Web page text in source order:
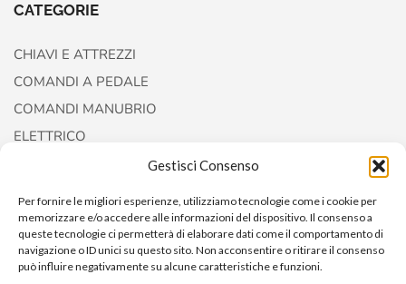
Gestisci Consenso
Per fornire le migliori esperienze, utilizziamo tecnologie come i cookie per
memorizzare e/o accedere alle informazioni del dispositivo. Il consenso a
queste tecnologie ci permetterà di elaborare dati come il comportamento di
navigazione o ID unici su questo sito. Non acconsentire o ritirare il consenso
può influire negativamente su alcune caratteristiche e funzioni.
CATEGORIE
CHIAVI E ATTREZZI
COMANDI A PEDALE
COMANDI MANUBRIO
ELETTRICO
FORCELLE E AMMORTIZZATORI